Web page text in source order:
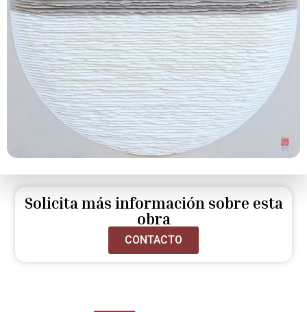
Solicita más información sobre esta
obra
CONTACTO